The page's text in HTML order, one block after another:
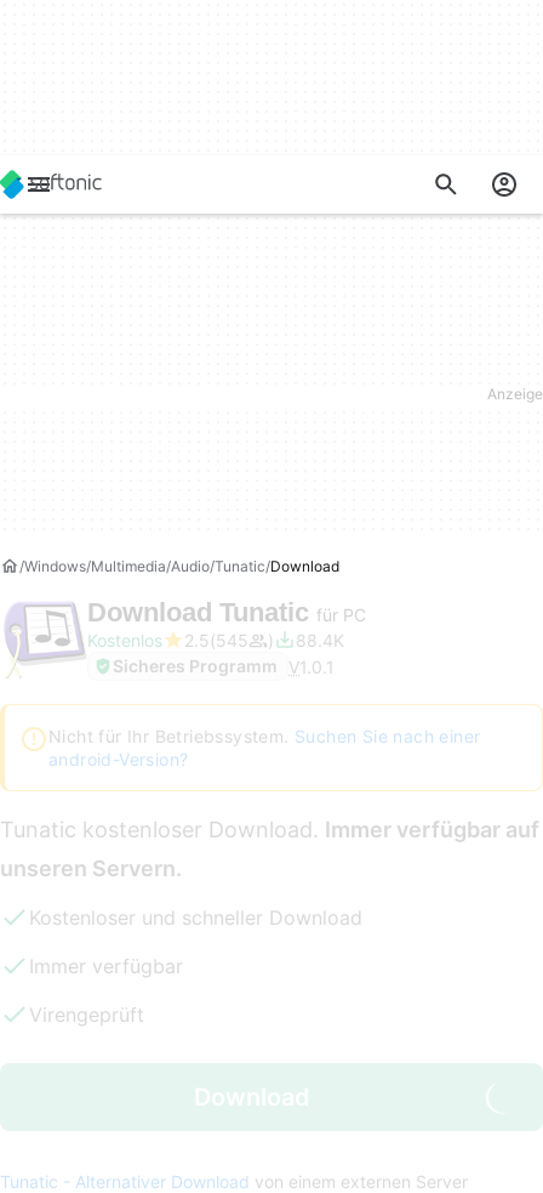
Windows Multimedia Audio Tunatic Download
Download Tunatic für PC
Kostenlos
2.5 545
88.4K
Sicheres Programm
V1.0.1
Nicht für Ihr Betriebssystem. Suchen Sie nach einer
android-Version?
Tunatic kostenloser Download. Immer verfügbar auf
unseren Servern.
Kostenloser und schneller Download
Immer verfügbar
Virengeprüft
Download
Tunatic - Alternativer Download von einem externen Server